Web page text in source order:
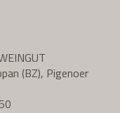
(BZ), Pigenoer